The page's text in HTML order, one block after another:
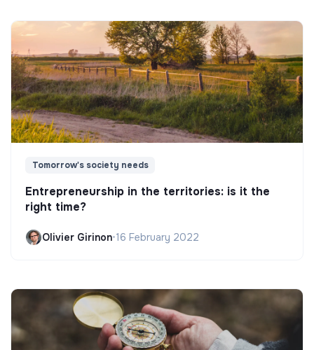
Tomorrow's society needs
Entrepreneurship in the territories: is it the
right time?
Olivier Girinon•16 February 2022